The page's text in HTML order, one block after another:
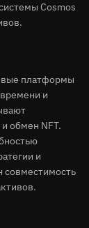
Cosmos
платформы
и
обмен NFT.
и